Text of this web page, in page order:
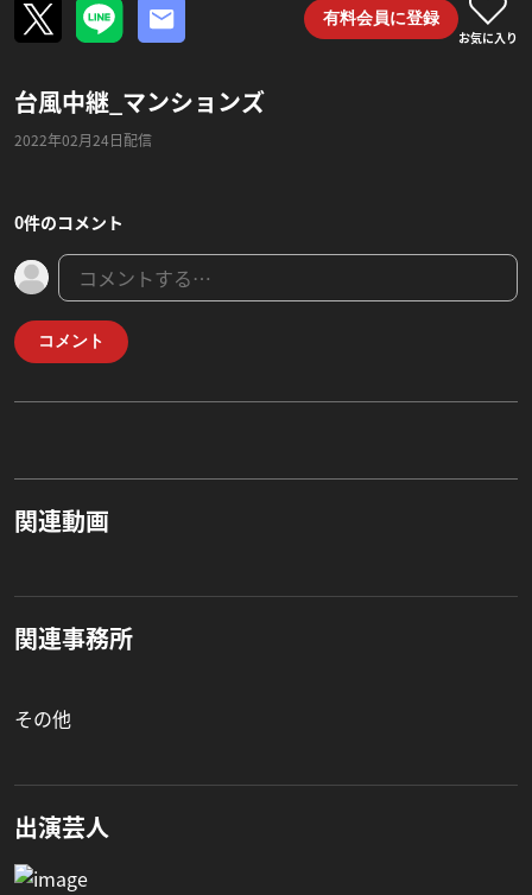
有料会員に登録
お気に入り
台風中継_マンションズ
2022年02月24日配信
0件のコメント
コメント
関連動画
関連事務所
その他
出演芸人